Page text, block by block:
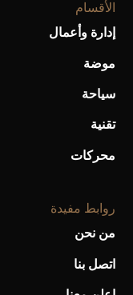
أحذية Mary Jane: ترف وأناقة للرجال
الأقسام
إدارة وأعمال
موضة
سياحة
تقنية
محركات
روابط مفيدة
من نحن
اتصل بنا